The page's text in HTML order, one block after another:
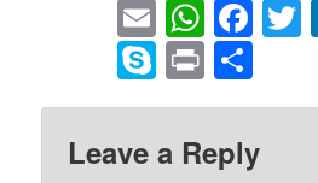
Email
Skype
Print
Leave a Reply